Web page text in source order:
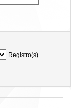
Registro(s)